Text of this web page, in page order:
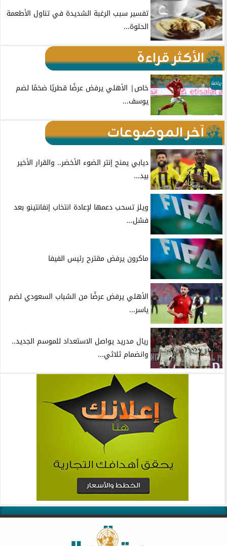
تفسير سبب الرغبة الشديدة في تناول الأطعمة
الحلوة...
الأكثر قراءة
رياضة
خاص| الأهلي يرفض عرضًا قطريًا ضخمًا لضم
يوسف...
آخر الموضوعات
ديابي يمنح إنتر الضوء الأخضر.. والقرار الأخير
بيد...
ويلز تسحب دعمها لإعادة انتخاب إنفانتينو بعد
فشل...
ماكرون يرفض مقترح رئيس الفيفا
الأهلي يرفض عرضًا من الشباب السعودي لضم
ياسر...
ريال مدريد يواصل الاستعداد للموسم الجديد..
وانضمام ثلاثي...